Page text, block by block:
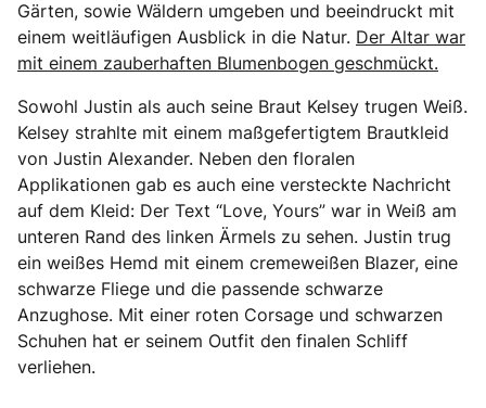
Gärten, sowie Wäldern umgeben und beeindruckt mit
einem weitläufigen Ausblick in die Natur. Der Altar war
mit einem zauberhaften Blumenbogen geschmückt.
Sowohl Justin als auch seine Braut Kelsey trugen Weiß.
Kelsey strahlte mit einem maßgefertigtem Brautkleid
von Justin Alexander. Neben den floralen
Applikationen gab es auch eine versteckte Nachricht
auf dem Kleid: Der Text “Love, Yours” war in Weiß am
unteren Rand des linken Ärmels zu sehen. Justin trug
ein weißes Hemd mit einem cremeweißen Blazer, eine
schwarze Fliege und die passende schwarze
Anzughose. Mit einer roten Corsage und schwarzen
Schuhen hat er seinem Outfit den finalen Schliff
verliehen.